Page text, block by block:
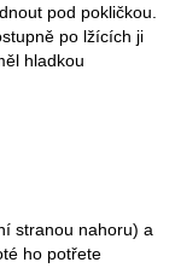
pod pokličkou.
po lžících ji
hladkou
stranou nahoru) a
ho potřete